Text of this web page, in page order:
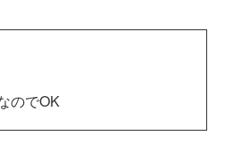
のでOK